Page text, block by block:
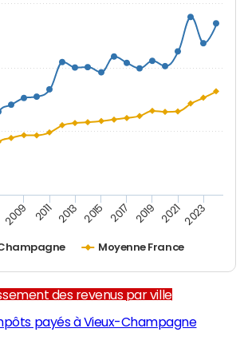
Moyenne France
2009 2011 2013 2015 2017 2019 2021 2023
des revenus par ville
payés à Vieux-Champagne